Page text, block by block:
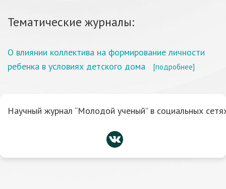
Тематические журналы:
О влиянии коллектива на формирование личности
ребенка в условиях детского дома
[подробнее]
Научный журнал “Молодой ученый” в социальных